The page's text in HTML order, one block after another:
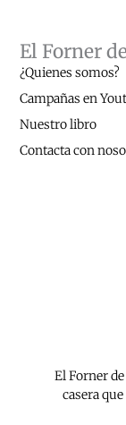
El Forner
casera
El Forner
¿Quienes somos?
Campañas en
Nuestro libro
Contacta con